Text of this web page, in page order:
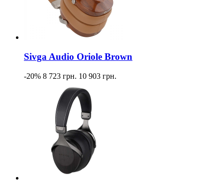
Sivga Audio Oriole Brown
-20% 8 723 грн. 10 903 грн.